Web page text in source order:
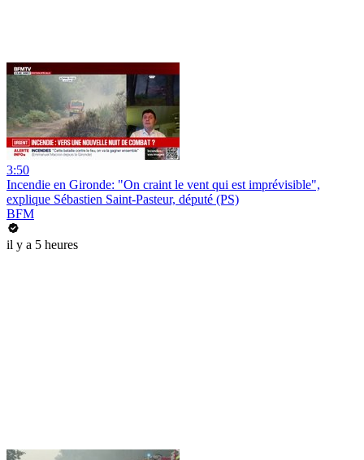
3:50
Incendie en Gironde: "On craint le vent qui est imprévisible",
explique Sébastien Saint-Pasteur, député (PS)
BFM
il y a 5 heures